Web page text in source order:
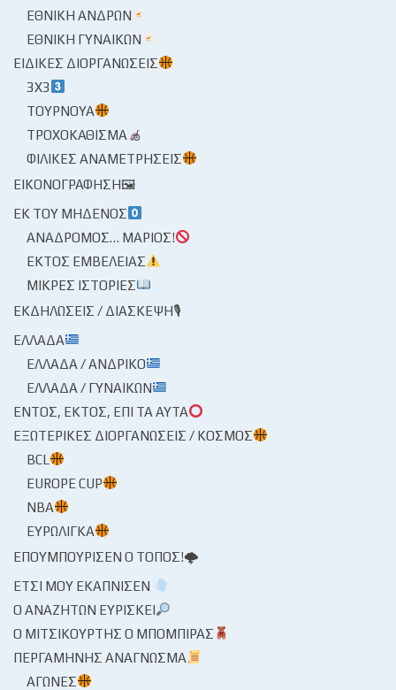
ΕΘΝΙΚΉ ΑΝΔΡΏΝ
ΕΘΝΙΚΉ ΓΥΝΑΙΚΏΝ
ΕΙΔΙΚΈΣ ΔΙΟΡΓΑΝΏΣΕΙΣ
3X3
ΤΟΥΡΝΟΥΆ
ΤΡΟΧΟΚΆΘΙΣΜΑ
ΦΙΛΙΚΈΣ ΑΝΑΜΕΤΡΉΣΕΙΣ
ΕΙΚΟΝΟΓΡΆΦΗΣΗ🖼
ΕΚ ΤΟΥ ΜΗΔΕΝΌΣ
ΑΝΆΔΡΟΜΟΣ… ΜΆΡΙΟΣ!
ΕΚΤΌΣ ΕΜΒΈΛΕΙΑΣ
ΜΙΚΡΈΣ ΙΣΤΟΡΊΕΣ
ΕΚΔΗΛΏΣΕΙΣ / ΔΙΆΣΚΕΨΗ🎙
ΕΛΛΆΔΑ
ΕΛΛΆΔΑ / ΑΝΔΡΙΚΌ
ΕΛΛΆΔΑ / ΓΥΝΑΙΚΏΝ
ΕΝΤΌΣ, ΕΚΤΌΣ, ΕΠΊ ΤΑ ΑΥΤΆ
ΕΞΩΤΕΡΙΚΈΣ ΔΙΟΡΓΑΝΏΣΕΙΣ / ΚΌΣΜΟΣ
BCL
EUROPE CUP
NBA
ΕΥΡΩΛΊΓΚΑ
ΕΠΟΥΜΠΟΎΡΙΣΕΝ Ο ΤΌΠΟΣ!🌩
ΈΤΣΙ ΜΟΥ ΕΚΆΠΝΙΣΕΝ
Ο ΑΝΑΖΗΤΏΝ ΕΥΡΊΣΚΕΙ
Ο ΜΙΤΣΙΚΟΥΡΤΉΣ Ο ΜΠΌΜΠΙΡΑΣ
ΠΕΡΓΑΜΗΝΉΣ ΑΝΆΓΝΩΣΜΑ
ΑΓΏΝΕΣ